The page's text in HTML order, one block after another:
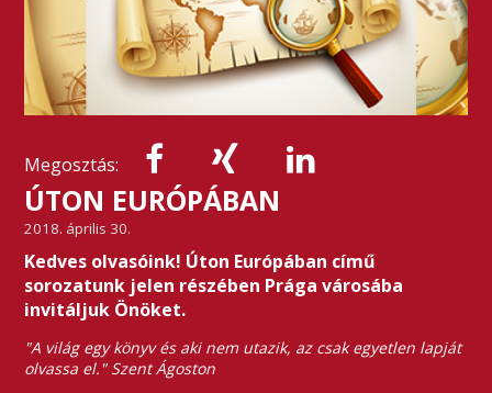
Megosztás:
ÚTON EURÓPÁBAN
2018. április 30.
Kedves olvasóink! Úton Európában című
sorozatunk jelen részében Prága városába
invitáljuk Önöket.
"A világ egy könyv és aki nem utazik, az csak egyetlen lapját
olvassa el." Szent Ágoston